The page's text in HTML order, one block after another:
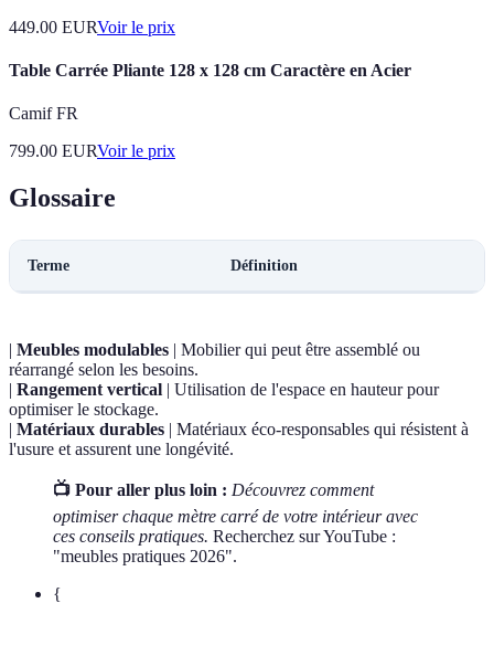
449.00 EURVoir le prix
Table Carrée Pliante 128 x 128 cm Caractère en Acier
Camif FR
799.00 EURVoir le prix
Glossaire
Terme Définition
| Meubles modulables | Mobilier qui peut être assemblé ou
réarrangé selon les besoins.
| Rangement vertical | Utilisation de l'espace en hauteur pour
optimiser le stockage.
| Matériaux durables | Matériaux éco-responsables qui résistent à
l'usure et assurent une longévité.
📺 Pour aller plus loin : Découvrez comment
optimiser chaque mètre carré de votre intérieur avec
ces conseils pratiques. Recherchez sur YouTube :
"meubles pratiques 2026".
{